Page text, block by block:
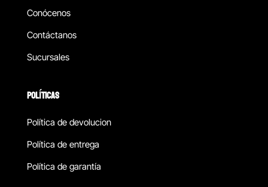
Conócenos
Contáctanos
Sucursales
POLÍTICAS
Política de devolucion
Política de entrega
Política de garantía